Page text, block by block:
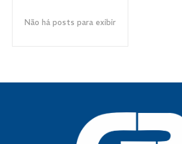
Não há posts para exibir